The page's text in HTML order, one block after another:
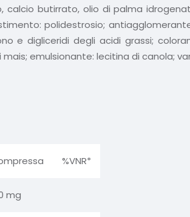
calcio butirrato, olio di palma
polidestrosio;
e digliceridi degli acidi grassi;
emulsionante: lecitina di canola;
%VNR*
mg